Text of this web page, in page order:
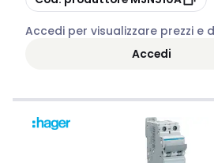
Accedi per visualizzare prezzi e
Accedi